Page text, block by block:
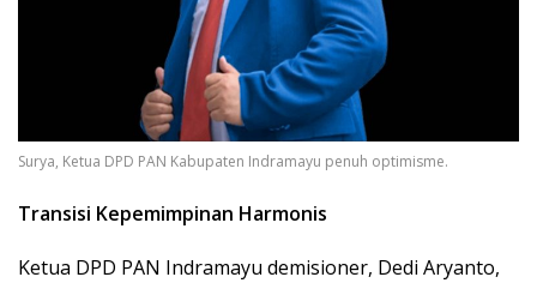
Surya, Ketua DPD PAN Kabupaten Indramayu penuh optimisme.
Transisi Kepemimpinan Harmonis
Ketua DPD PAN Indramayu demisioner, Dedi Aryanto,